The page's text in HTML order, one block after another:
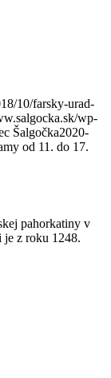
10/farsky-urad-
wp-
Šalgočka2020-
od 11. do 17.
pahorkatiny v
je z roku 1248.